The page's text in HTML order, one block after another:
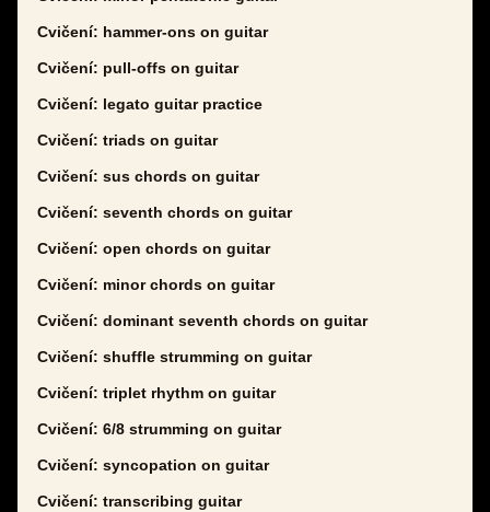
Cvičení: hammer-ons on guitar
Cvičení: pull-offs on guitar
Cvičení: legato guitar practice
Cvičení: triads on guitar
Cvičení: sus chords on guitar
Cvičení: seventh chords on guitar
Cvičení: open chords on guitar
Cvičení: minor chords on guitar
Cvičení: dominant seventh chords on guitar
Cvičení: shuffle strumming on guitar
Cvičení: triplet rhythm on guitar
Cvičení: 6/8 strumming on guitar
Cvičení: syncopation on guitar
Cvičení: transcribing guitar